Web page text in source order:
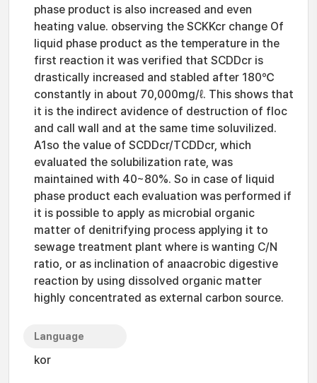
phase product is also increased and even
heating value. observing the SCKKcr change Of
liquid phase product as the temperature in the
first reaction it was verified that SCDDcr is
drastically increased and stabled after 180℃
constantly in about 70,000mg/ℓ. This shows that
it is the indirect avidence of destruction of floc
and call wall and at the same time soluvilized.
A1so the value of SCDDcr/TCDDcr, which
evaluated the solubilization rate, was
maintained with 40~80%. So in case of liquid
phase product each evaluation was performed if
it is possible to apply as microbial organic
matter of denitrifying process applying it to
sewage treatment plant where is wanting C/N
ratio, or as inclination of anaacrobic digestive
reaction by using dissolved organic matter
highly concentrated as external carbon source.
Language
kor